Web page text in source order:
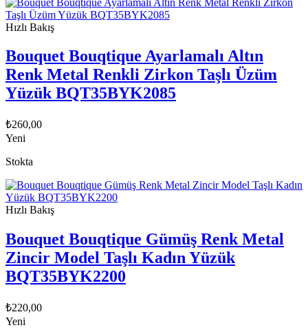
Hızlı Bakış
Bouquet Bouqtique Ayarlamalı Altın
Renk Metal Renkli Zirkon Taşlı Üzüm
Yüzük BQT35BYK2085
₺260,00
Yeni
Stokta
Hızlı Bakış
Bouquet Bouqtique Gümüş Renk Metal
Zincir Model Taşlı Kadın Yüzük
BQT35BYK2200
₺220,00
Yeni